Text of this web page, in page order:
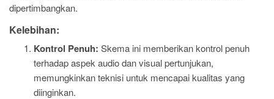
dipertimbangkan.
Kelebihan:
Kontrol Penuh: Skema ini memberikan kontrol penuh
terhadap aspek audio dan visual pertunjukan,
memungkinkan teknisi untuk mencapai kualitas yang
diinginkan.